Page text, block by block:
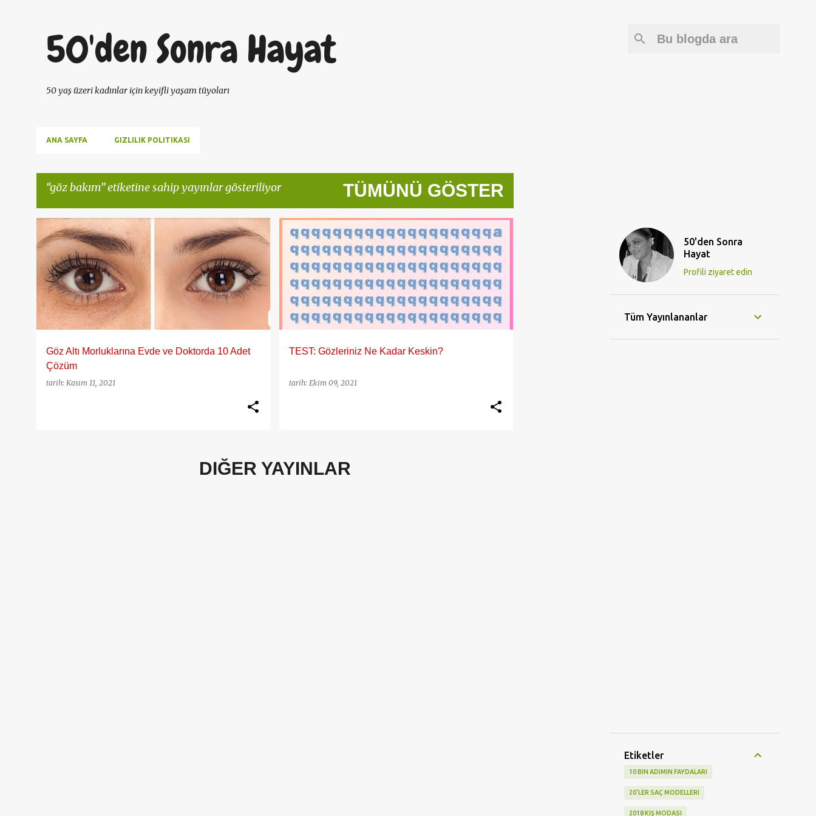
50'den Sonra Hayat
50 yaş üzeri kadınlar için keyifli yaşam tüyoları
ANA SAYFA GIZLILIK POLITIKASI
göz bakım etiketine sahip yayınlar gösteriliyor TÜMÜNÜ GÖSTER
K
a
y
ı
t
Göz Altı Morluklarına Evde ve Doktorda 10 Adet
Çözüm
tarih: Kasım 11, 2021
50 YAŞ KADIN 50DENSONRAHAYAT ANTIAGING +4
TEST: Gözleriniz Ne Kadar Keskin?
tarih: Ekim 09, 2021
ANTIAGING GÖZ BAKIM GÖZ SAĞLIĞI GÖZ TESTI
SAĞLIK +
TEST
DIĞER YAYINLAR
50'den Sonra
Hayat
Profili ziyaret edin
Tüm Yayınlananlar
Etiketler
10 BIN ADIMIN FAYDALARI
20'LER SAÇ MODELLERI
2018 KIŞ MODASI